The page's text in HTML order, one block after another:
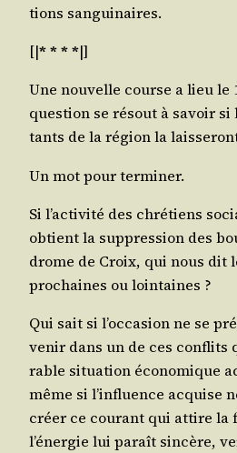
tions sanguinaires.
[|* * * *|]
Une nou­velle course a lieu le
ques­tion se résout à savoir
tants de la région la
Un mot pour terminer.
Si l’ac­ti­vi­té des chré­tiens
obtient la sup­pres­sion des
drome de Croix, qui nous dit
pro­chaines ou lointaines ?
Qui sait si l’oc­ca­sion ne se
ve­nir dans un de ces conflits
rable situa­tion éco­no­mique
même si l’in­fluence acquise
créer ce cou­rant qui attire la
l’éner­gie lui paraît sin­cère,